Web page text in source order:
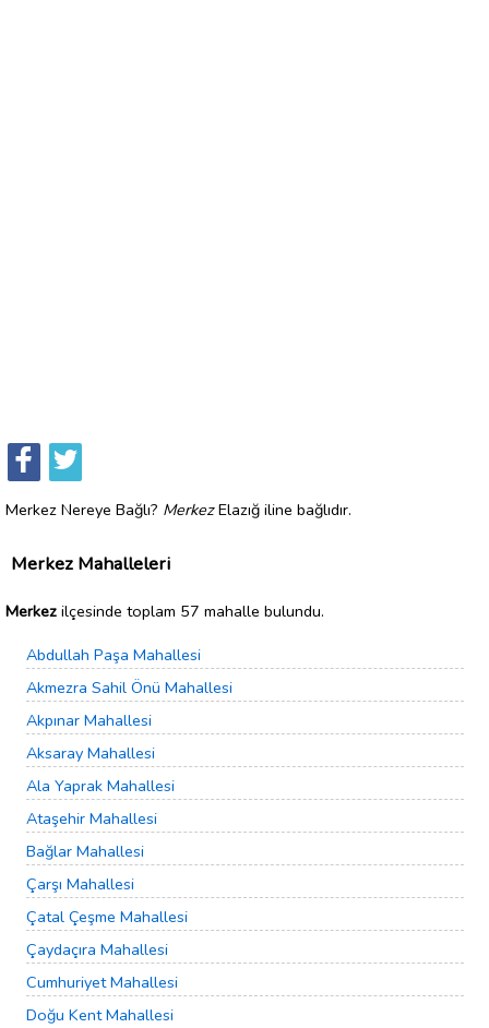
Merkez Nereye Bağlı? MerkezElazığ iline bağlıdır.
Merkez Mahalleleri
Merkez ilçesinde toplam 57 mahalle bulundu.
Abdullah Paşa Mahallesi
Akmezra Sahil Önü Mahallesi
Akpınar Mahallesi
Aksaray Mahallesi
Ala Yaprak Mahallesi
Ataşehir Mahallesi
Bağlar Mahallesi
Çarşı Mahallesi
Çatal Çeşme Mahallesi
Çaydaçıra Mahallesi
Cumhuriyet Mahallesi
Doğu Kent Mahallesi